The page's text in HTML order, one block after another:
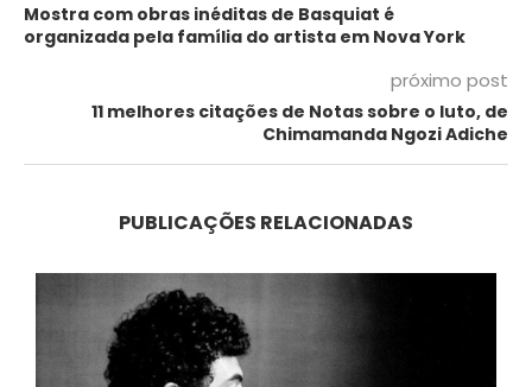
Mostra com obras inéditas de Basquiat é
organizada pela família do artista em Nova York
próximo post
11 melhores citações de Notas sobre o luto, de
Chimamanda Ngozi Adiche
PUBLICAÇÕES RELACIONADAS